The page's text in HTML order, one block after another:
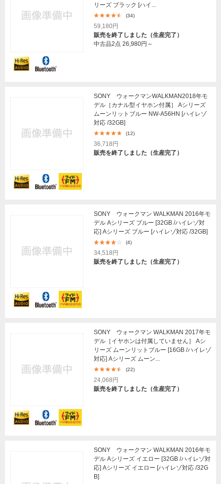
リーズ ブラック [ハイ...
(34)
59,180円
販売を終了しました（生産完了）
中古品2点 26,980円～
SONY ウォークマンWALKMAN2018年モ
デル［カナル型イヤホン付属］ Aシリーズ
ムーンリットブルー NW-A56HN [ハイレゾ
対応 /32GB]
(12)
36,718円
販売を終了しました（生産完了）
SONY ウォークマン WALKMAN 2016年モ
デル Aシリーズ ブルー [32GB /ハイレゾ対
応] Aシリーズ ブルー [ハイレゾ対応 /32GB]
(4)
34,518円
販売を終了しました（生産完了）
SONY ウォークマン WALKMAN 2017年モ
デル［イヤホンは付属していません］ Aシ
リーズ ムーンリットブルー [16GB /ハイレゾ
対応] Aシリーズ ムーン...
(22)
24,068円
販売を終了しました（生産完了）
SONY ウォークマン WALKMAN 2016年モ
デル Aシリーズ イエロー [32GB /ハイレゾ対
応] Aシリーズ イエロー [ハイレゾ対応 /32G
B]